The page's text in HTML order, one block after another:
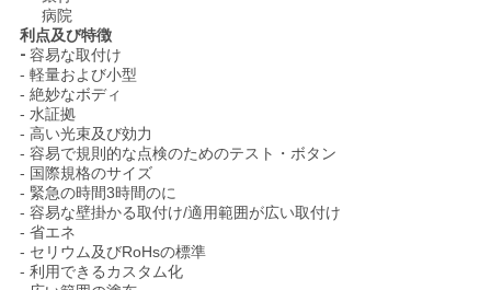
シ
ー
規
約
病院
利点及び特徴
- 容易な取付け
- 軽量および小型
- 絶妙なボディ
- 水証拠
- 高い光束及び効力
- 容易で規則的な点検のためのテスト・ボタン
- 国際規格のサイズ
- 緊急の時間3時間のに
- 容易な壁掛かる取付け/適用範囲が広い取付け
- 省エネ
- セリウム及びRoHsの標準
- 利用できるカスタム化